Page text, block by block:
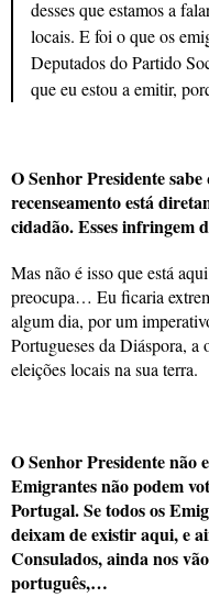
desses que estamos a
locais. E foi o que os
Deputados do Partido
que eu estou a emitir,
O Senhor Presidente
recenseamento está
cidadão. Esses infringem
Mas não é isso que está
preocupa… Eu ficaria
algum dia, por um
Portugueses da Diáspora,
eleições locais na sua terra.
O Senhor Presidente não
Emigrantes não podem
Portugal. Se todos os
deixam de existir aqui, e
Consulados, ainda nos
português,…